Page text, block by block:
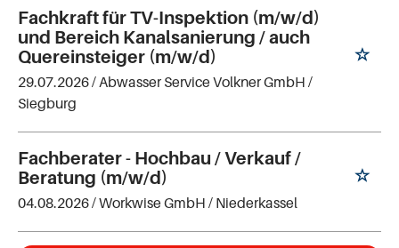
Fachkraft für TV-Inspektion (m/w/d)
und Bereich Kanalsanierung / auch
Quereinsteiger (m/w/d)
29.07.2026 /Abwasser Service Volkner GmbH /
Siegburg
Fachberater - Hochbau / Verkauf /
Beratung (m/w/d)
04.08.2026 /Workwise GmbH / Niederkassel